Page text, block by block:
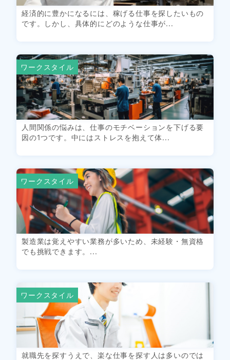
経済的に豊かになるには、稼げる仕事を探したいもの
です。しかし、具体的にどのような仕事が...
ワークスタイル
人間関係の悩みは、仕事のモチベーションを下げる要
因の1つです。中にはストレスを抱えて体...
ワークスタイル
製造業は覚えやすい業務が多いため、未経験・無資格
でも挑戦できます。...
ワークスタイル
就職先を探すうえで、楽な仕事を探す人は多いのでは